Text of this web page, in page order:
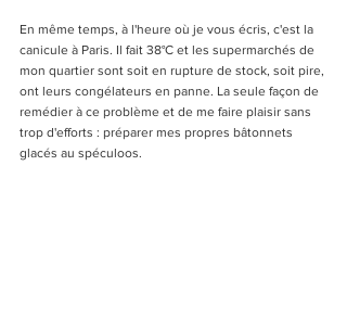
En même temps, à l'heure où je vous écris, c'est la
canicule à Paris. Il fait 38°C et les supermarchés de
mon quartier sont soit en rupture de stock, soit pire,
ont leurs congélateurs en panne. La seule façon de
remédier à ce problème et de me faire plaisir sans
trop d'efforts : préparer mes propres bâtonnets
glacés au spéculoos.